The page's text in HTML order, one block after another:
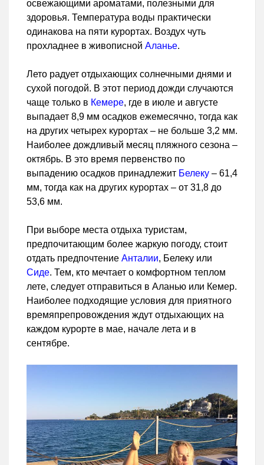
освежающими ароматами, полезными для
здоровья. Температура воды практически
одинакова на пяти курортах. Воздух чуть
прохладнее в живописной Аланье.
Лето радует отдыхающих солнечными днями и
сухой погодой. В этот период дожди случаются
чаще только в Кемере, где в июле и августе
выпадает 8,9 мм осадков ежемесячно, тогда как
на других четырех курортах – не больше 3,2 мм.
Наиболее дождливый месяц пляжного сезона –
октябрь. В это время первенство по
выпадению осадков принадлежит Белеку – 61,4
мм, тогда как на других курортах – от 31,8 до
53,6 мм.
При выборе места отдыха туристам,
предпочитающим более жаркую погоду, стоит
отдать предпочтение Анталии, Белеку или
Сиде. Тем, кто мечтает о комфортном теплом
лете, следует отправиться в Аланью или Кемер.
Наиболее подходящие условия для приятного
времяпрепровождения ждут отдыхающих на
каждом курорте в мае, начале лета и в
сентябре.